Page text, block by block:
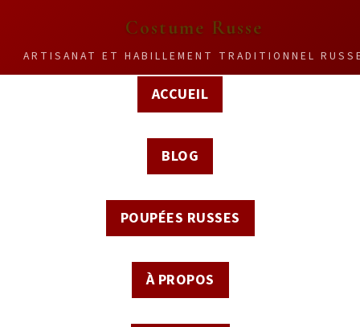
Costume Russe
ARTISANAT ET HABILLEMENT TRADITIONNEL
ACCUEIL
BLOG
POUPÉES RUSSES
À PROPOS